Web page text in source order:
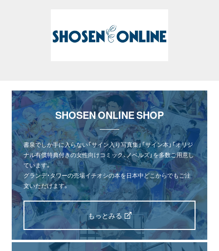
SHOSEN ONLINE SHOP
書泉でしか手に入らない「サイン入り写真集」「サイン本」「オリジ
ナル有償特典付きの女性向けコミック、ノベルズ」を多数ご用意し
ています。
グランデ・タワーの売場イチオシの本を日本中どこからでもご注
文いただけます。
もっとみる